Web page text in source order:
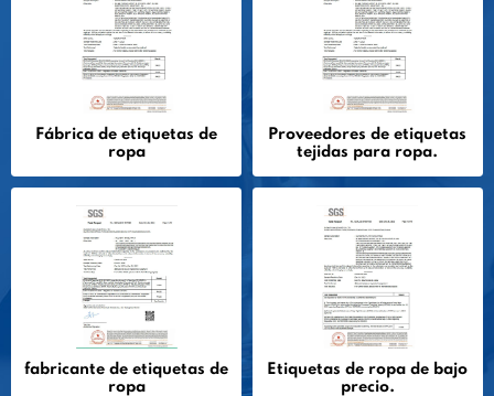
Fábrica de etiquetas de
ropa
Proveedores de etiquetas
tejidas para ropa.
fabricante de etiquetas de
ropa
Etiquetas de ropa de bajo
precio.